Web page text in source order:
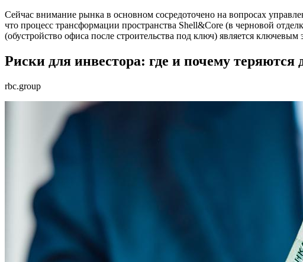
Сейчас внимание рынка в основном сосредоточено на вопросах
что процесс трансформации пространства Shell&Core (в черновой
(обустройство офиса после строительства под ключ) является
Риски для инвестора: где и почему теряются
rbc.group